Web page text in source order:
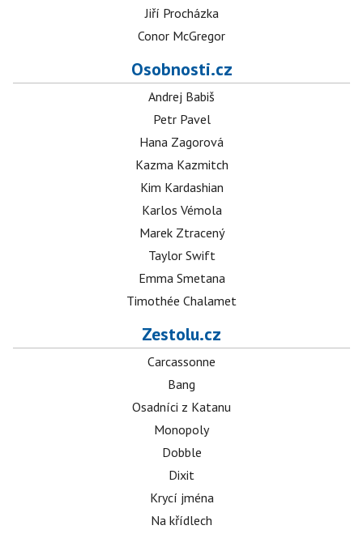
Jiří Procházka
Conor McGregor
Osobnosti.cz
Andrej Babiš
Petr Pavel
Hana Zagorová
Kazma Kazmitch
Kim Kardashian
Karlos Vémola
Marek Ztracený
Taylor Swift
Emma Smetana
Timothée Chalamet
Zestolu.cz
Carcassonne
Bang
Osadníci z Katanu
Monopoly
Dobble
Dixit
Krycí jména
Na křídlech